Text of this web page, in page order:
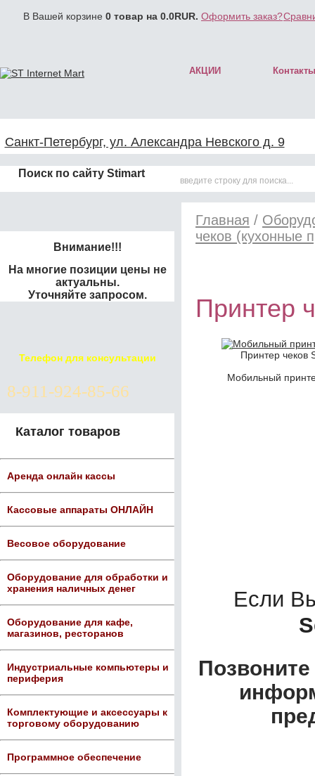
В Вашей корзине 0 товар на 0.0RUR. Оформить заказ?
АКЦИИ Контакты
Санкт-Петербург, ул. Александра Невского д. 9
Поиск по сайту Stimart
Внимание!!!
На многие позиции цены не
актуальны.
Уточняйте запросом.
Телефон для консультации
8-911-924-85-66
Каталог товаров
Аренда онлайн кассы
Кассовые аппараты ОНЛАЙН
Весовое оборудование
Оборудование для обработки и
хранения наличных денег
Оборудование для кафе,
магазинов, ресторанов
Индустриальные компьютеры и
периферия
Комплектующие и аксессуары к
торговому оборудованию
Программное обеспечение
Главная /
чеков (кухонные
Принтер
Принтер чеков
Мобильный
Если